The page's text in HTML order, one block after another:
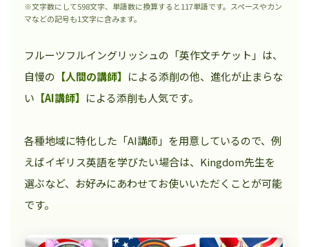
※文字数にして598文字、単語数に換算すると117単語です。スペースやカン
マなどの記号も1文字に含みます。
フルーツフルイングリッシュの「英作文チケット」は、
自慢の 【人間の講師】 による添削の他、進化が止まらな
い 【AI講師】 による添削も人気です。
各種地域に特化した「AI講師」を用意しているので、例
えばイギリス英語を学びたい場合は、Kingdom先生を
選ぶなど、お好みにあわせてお使いいただくことが可能
です。